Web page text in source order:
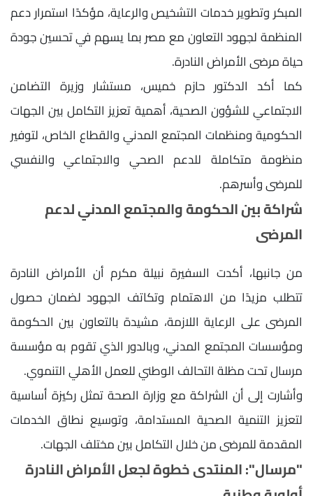
المبكر وتطوير خدمات التشخيص والرعاية، مؤكدًا استمرار دعم
المنظمة لجهود التعاون مع مصر بما يسهم في تحسين جودة
حياة مرضى الأمراض النادرة.
كما أكد الدكتور حازم خميس، مستشار وزيرة التضامن
الاجتماعي للشؤون الصحية، أهمية تعزيز التكامل بين الجهات
الحكومية ومنظمات المجتمع المدني والقطاع الخاص، لتوفير
منظومة متكاملة للدعم الصحي والاجتماعي والنفسي
للمرضى وأسرهم.
شراكة بين الحكومة والمجتمع المدني لدعم
المرضى
من جانبها، أكدت السفيرة نبيلة مكرم أن الأمراض النادرة
تتطلب مزيدًا من الاهتمام وتكاتف الجهود لضمان حصول
المرضى على الرعاية اللازمة، مشيدة بالتعاون بين الحكومة
ومؤسسات المجتمع المدني، وبالدور الذي تقوم به مؤسسة
مرسال تحت مظلة التحالف الوطني للعمل الأهلي التنموي.
وأشارت إلى أن الشراكة مع وزارة الصحة تمثل ركيزة أساسية
لتعزيز التنمية الصحية المستدامة، وتوسيع نطاق الخدمات
المقدمة للمرضى من خلال التكامل بين مختلف الجهات.
"مرسال": المنتدى خطوة لجعل الأمراض النادرة